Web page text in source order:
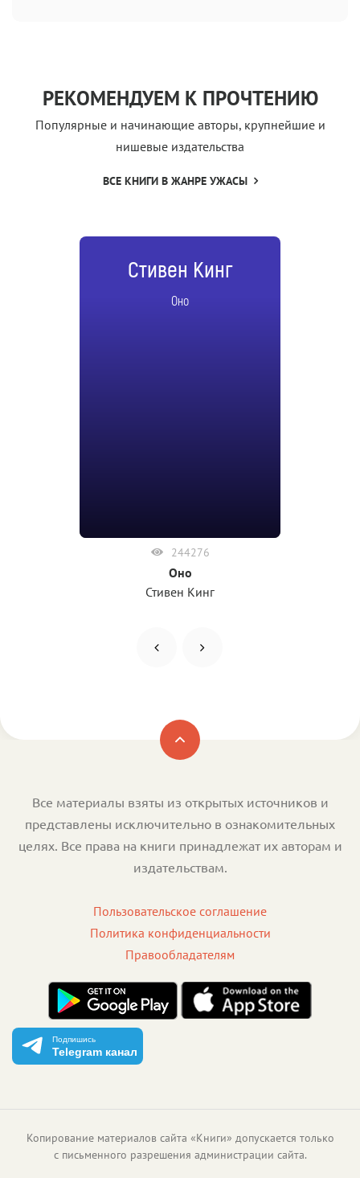
РЕКОМЕНДУЕМ К ПРОЧТЕНИЮ
Популярные и начинающие авторы, крупнейшие и
нишевые издательства
ВСЕ КНИГИ В ЖАНРЕ УЖАСЫ
Стивен Кинг
Оно
244276
Оно
Стивен Кинг
Все материалы взяты из открытых источников и
представлены исключительно в ознакомительных
целях. Все права на книги принадлежат их авторам и
издательствам.
Пользовательское соглашение
Политика конфиденциальности
Правообладателям
Подпишись
Telegram канал
Копирование материалов сайта «Книги» допускается только
с письменного разрешения администрации сайта.